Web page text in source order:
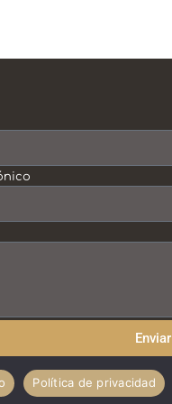
Enviar
Política de privacidad